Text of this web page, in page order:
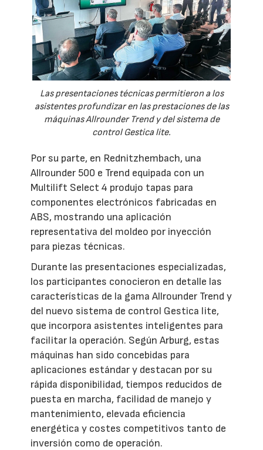
Las presentaciones técnicas permitieron a los
asistentes profundizar en las prestaciones de las
máquinas Allrounder Trend y del sistema de
control Gestica lite.
Por su parte, en Rednitzhembach, una
Allrounder 500 e Trend equipada con un
Multilift Select 4 produjo tapas para
componentes electrónicos fabricadas en
ABS, mostrando una aplicación
representativa del moldeo por inyección
para piezas técnicas.
Durante las presentaciones especializadas,
los participantes conocieron en detalle las
características de la gama Allrounder Trend y
del nuevo sistema de control Gestica lite,
que incorpora asistentes inteligentes para
facilitar la operación. Según Arburg, estas
máquinas han sido concebidas para
aplicaciones estándar y destacan por su
rápida disponibilidad, tiempos reducidos de
puesta en marcha, facilidad de manejo y
mantenimiento, elevada eficiencia
energética y costes competitivos tanto de
inversión como de operación.